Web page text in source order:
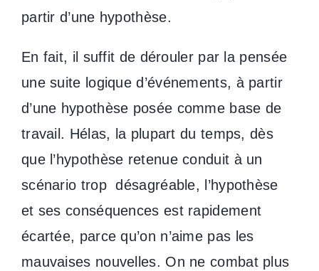
partir d’une hypothèse.
En fait, il suffit de dérouler par la pensée
une suite logique d’événements, à partir
d’une hypothèse posée comme base de
travail. Hélas, la plupart du temps, dès
que l’hypothèse retenue conduit à un
scénario trop désagréable, l’hypothèse
et ses conséquences est rapidement
écartée, parce qu’on n’aime pas les
mauvaises nouvelles. On ne combat plus